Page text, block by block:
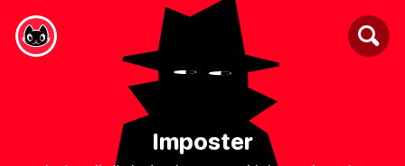
Imposter